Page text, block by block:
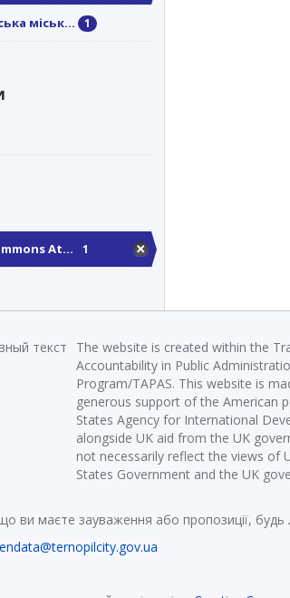
міськ... 1
At... 1
The website is created within the
Accountability in Public
Program/TAPAS. This website is
generous support of the American
States Agency for International
alongside UK aid from the UK
not necessarily reflect the views of
States Government and the UK
ви маєте зауваження або пропозиції, будь